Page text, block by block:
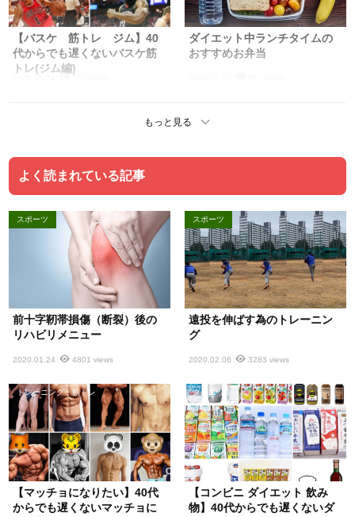
【バスケ 筋トレ ジム】40
代からでも遅くないバスケ筋
トレ(ジム編)
ダイエット中ランチタイムの
おすすめお弁当
もっと見る
よく読まれている記事
スポーツ
前十字靭帯損傷（断裂）後の
リハビリメニュー
2020.01.24 4801 views
スポーツ
遠投を伸ばす為のトレーニン
グ
2020.02.06 3283 views
トレーニング・筋トレ
【マッチョになりたい】40代
からでも遅くないマッチョに
ダイエット
【コンビニ ダイエット 飲み
物】40代からでも遅くないダ